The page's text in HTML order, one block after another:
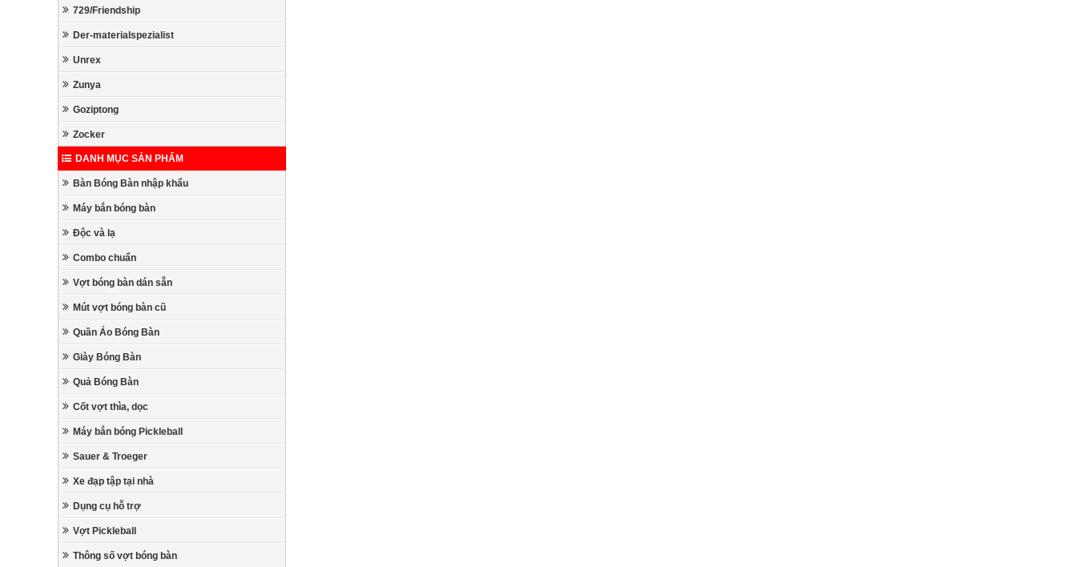
729/Friendship
Der-materialspezialist
Unrex
Zunya
Goziptong
Zocker
DANH MỤC SẢN PHẨM
Bàn Bóng Bàn nhập khẩu
Máy bắn bóng bàn
Độc và lạ
Combo chuẩn
Vợt bóng bàn dán sẵn
Mút vợt bóng bàn cũ
Quần Áo Bóng Bàn
Giày Bóng Bàn
Quả Bóng Bàn
Cốt vợt thìa, dọc
Máy bắn bóng Pickleball
Sauer & Troeger
Xe đạp tập tại nhà
Dụng cụ hỗ trợ
Vợt Pickleball
Thông số vợt bóng bàn